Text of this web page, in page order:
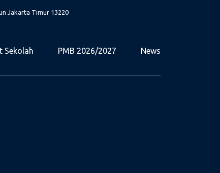
Jakarta Timur 13220
Sekolah PMB 2026/2027 News